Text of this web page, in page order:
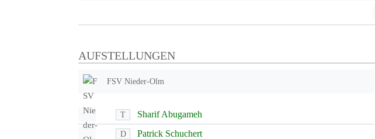
AUFSTELLUNGEN
FSV Nieder-Olm
T Sharif Abugameh
D Patrick Schuchert